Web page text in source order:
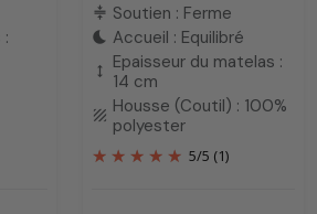
compress Soutien : Ferme
bedtime Accueil : Equilibré
height
Epaisseur du matelas :
14 cm
texture Housse (Coutil) : 100%
polyester
5/5 (1)